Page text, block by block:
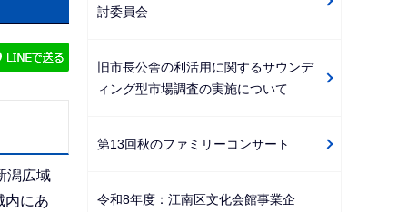
潟広域
内にあ
ョ
こ
ら
討委員会
旧市長公舎の利活用に関するサウンデ
ィング型市場調査の実施について
第13回秋のファミリーコンサート
令和8年度：江南区文化会館事業企